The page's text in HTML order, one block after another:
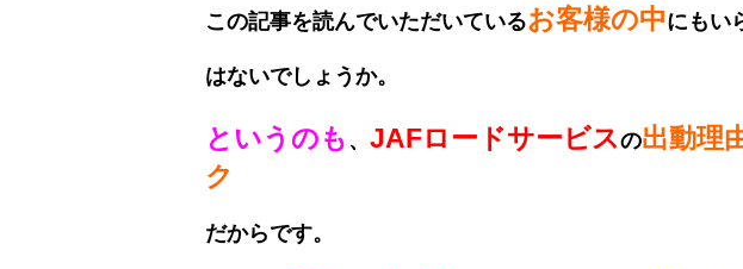
この記事を読んでいただいているお客様の中にもい
はないでしょうか。
というのも 、 JAFロードサービスの出動理
ク
だからです。